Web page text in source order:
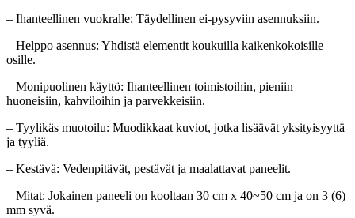
– Ihanteellinen vuokralle: Täydellinen ei-pysyviin asennuksiin.
– Helppo asennus: Yhdistä elementit koukuilla kaikenkokoisille
osille.
– Monipuolinen käyttö: Ihanteellinen toimistoihin, pieniin
huoneisiin, kahviloihin ja parvekkeisiin.
– Tyylikäs muotoilu: Muodikkaat kuviot, jotka lisäävät yksityisyyttä
ja tyyliä.
– Kestävä: Vedenpitävät, pestävät ja maalattavat paneelit.
– Mitat: Jokainen paneeli on kooltaan 30 cm x 40~50 cm ja on 3 (6)
mm syvä.